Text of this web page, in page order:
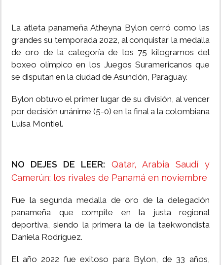
La atleta panameña Atheyna Bylon cerró como las
grandes su temporada 2022, al conquistar la medalla
de oro de la categoría de los 75 kilogramos del
boxeo olímpico en los Juegos Suramericanos que
se disputan en la ciudad de Asunción, Paraguay.
Bylon obtuvo el primer lugar de su división, al vencer
por decisión unánime (5-0) en la final a la colombiana
Luisa Montiel.
NO DEJES DE LEER: Qatar, Arabia Saudí y
Camerún: los rivales de Panamá en noviembre
Fue la segunda medalla de oro de la delegación
panameña que compite en la justa regional
deportiva, siendo la primera la de la taekwondista
Daniela Rodríguez.
El año 2022 fue exitoso para Bylon, de 33 años,